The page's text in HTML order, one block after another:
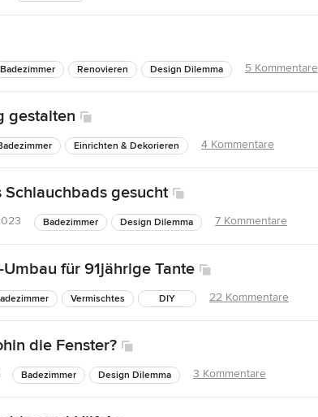
Badezimmer Renovieren Design Dilemma 5 Kommentare
gestalten
Einrichten & Dekorieren 4 Kommentare
gesucht
Badezimmer Design Dilemma 7 Kommentare
für 91jährige Tante
Vermischtes DIY 22 Kommentare
die Fenster?
Badezimmer Design Dilemma 3 Kommentare